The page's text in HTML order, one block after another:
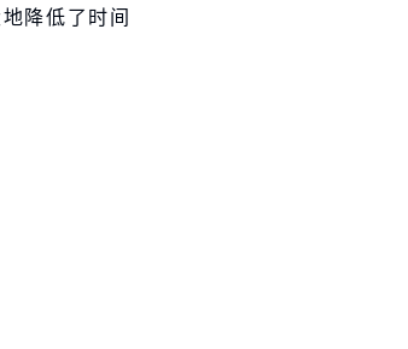
降低了时间